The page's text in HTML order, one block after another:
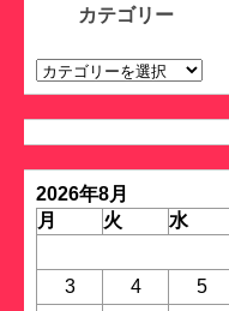
カテゴリー
カ
テ
ゴ
リ
ー
2026年8月
月
火 水
3
4 5